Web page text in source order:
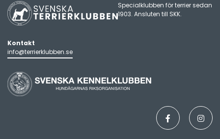
Specialklubben för terrier sedan
1903. Ansluten till SKK.
Kontakt
info@terrierklubben.se